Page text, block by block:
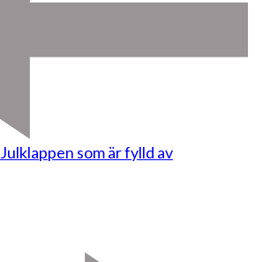
Julklappen som är fylld av